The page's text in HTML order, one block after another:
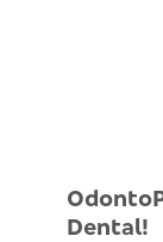
Dental!